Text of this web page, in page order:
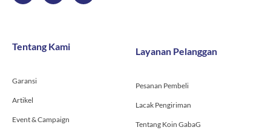
o
f
g
r
Tentang Kami
Garansi
Artikel
Event & Campaign
Layanan Pelanggan
Pesanan Pembeli
Lacak Pengiriman
Tentang Koin GabaG